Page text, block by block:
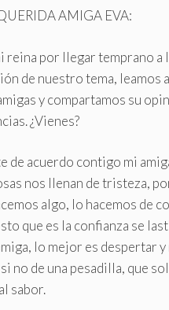
AMIGA EVA:
reina por llegar temprano a
de nuestro tema, leamos a
y compartamos su
¿Vienes?
de acuerdo contigo mi
nos llenan de tristeza,
algo, lo hacemos de
que es la confianza se
lo mejor es despertar y
no de una pesadilla, que
sabor.